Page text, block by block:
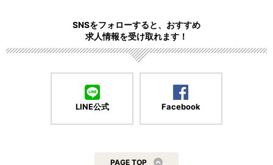
SNSをフォローすると、おすすめ
求人情報を受け取れます！
LINE公式 Facebook
PAGE TOP